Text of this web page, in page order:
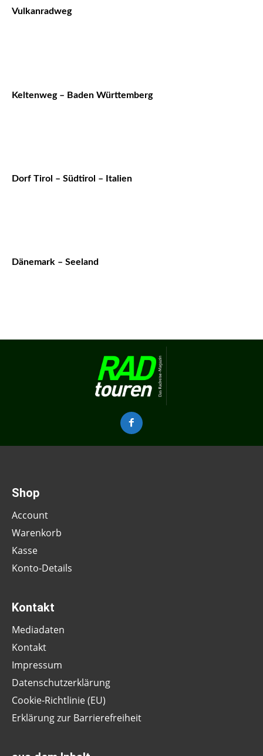
Vulkanradweg
Keltenweg – Baden Württemberg
Dorf Tirol – Südtirol – Italien
Dänemark – Seeland
Shop
Account
Warenkorb
Kasse
Konto-Details
Kontakt
Mediadaten
Kontakt
Impressum
Datenschutzerklärung
Cookie-Richtlinie (EU)
Erklärung zur Barrierefreiheit